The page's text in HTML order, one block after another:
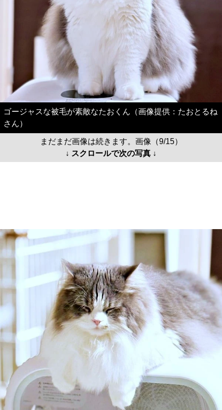
ゴージャスな被毛が素敵なたおくん（画像提供：たおとるね
さん）
まだまだ画像は続きます。画像（9/15）
↓ スクロールで次の写真 ↓